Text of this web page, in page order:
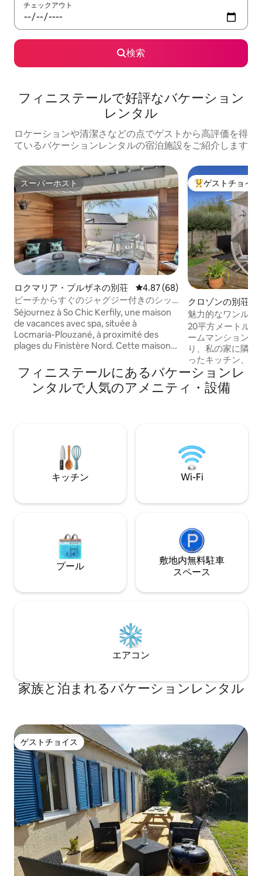
チェックアウト
検索
フィニステールで好評なバケーション
レンタル
ロケーションや清潔さなどの点でゲストから高評価を得
ているバケーションレンタルの宿泊施設をご紹介します
スーパーホスト
スーパーホスト
ロクマリア・プルザネの別荘 レビュー68件、5つ星中4.87つ
4.87 (68)
ビーチからすぐのジャグジー付きのシッ
クな家
Séjournez à So Chic Kerfily, une maison
de vacances avec spa, située à
Locmaria-Plouzané, à proximité des
plages du Finistère Nord. Cette maison
personnes et dispose de 3 chambres,
dont une au rez-de-chaussée. Vous
profiterez d’une pièce de vie lumineuse,
pour des vacances en famille ou entre
amis en Bretagne.
大好評のゲスト
ゲストチョイス
クロゾンの別荘
魅力的なワンルー
20平方メートル
ームマンション。
り、私の家に隣
ったキッチン、ダ
140/200のベッド
のバスルームがあ
キューと南向き
歩5分の場所にあ
のに理想的な出発
あります。
フィニステールにあるバケーションレ
ンタルで人気のアメニティ・設備
キッチン Wi-Fi
プール
敷地内無料駐⁠車
ス⁠ペ⁠ー⁠ス
エアコン
家族と泊まれるバケーションレンタル
ゲストチョイス
ゲストチョイス